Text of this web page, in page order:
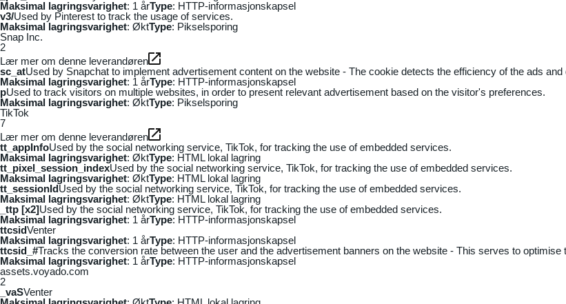
Maksimal lagringsvarighet: 1 årType: HTTP-informasjonskapsel
v3/Used by Pinterest to track the usage of services.
Maksimal lagringsvarighet: ØktType: Pikselsporing
Snap Inc.
2
Lær mer om denne leverandøren
sc_atUsed by Snapchat to implement advertisement content on the website - The cookie detects the efficiency of the ads
Maksimal lagringsvarighet: 1 årType: HTTP-informasjonskapsel
pUsed to track visitors on multiple websites, in order to present relevant advertisement based on the visitor's preferences.
Maksimal lagringsvarighet: ØktType: Pikselsporing
TikTok
7
Lær mer om denne leverandøren
tt_appInfoUsed by the social networking service, TikTok, for tracking the use of embedded services.
Maksimal lagringsvarighet: ØktType: HTML lokal lagring
tt_pixel_session_indexUsed by the social networking service, TikTok, for tracking the use of embedded services.
Maksimal lagringsvarighet: ØktType: HTML lokal lagring
tt_sessionIdUsed by the social networking service, TikTok, for tracking the use of embedded services.
Maksimal lagringsvarighet: ØktType: HTML lokal lagring
_ttp [x2]Used by the social networking service, TikTok, for tracking the use of embedded services.
Maksimal lagringsvarighet: 1 årType: HTTP-informasjonskapsel
ttcsidVenter
Maksimal lagringsvarighet: 1 årType: HTTP-informasjonskapsel
ttcsid_#Tracks the conversion rate between the user and the advertisement banners on the website - This serves to
Maksimal lagringsvarighet: 1 årType: HTTP-informasjonskapsel
assets.voyado.com
2
_vaSVenter